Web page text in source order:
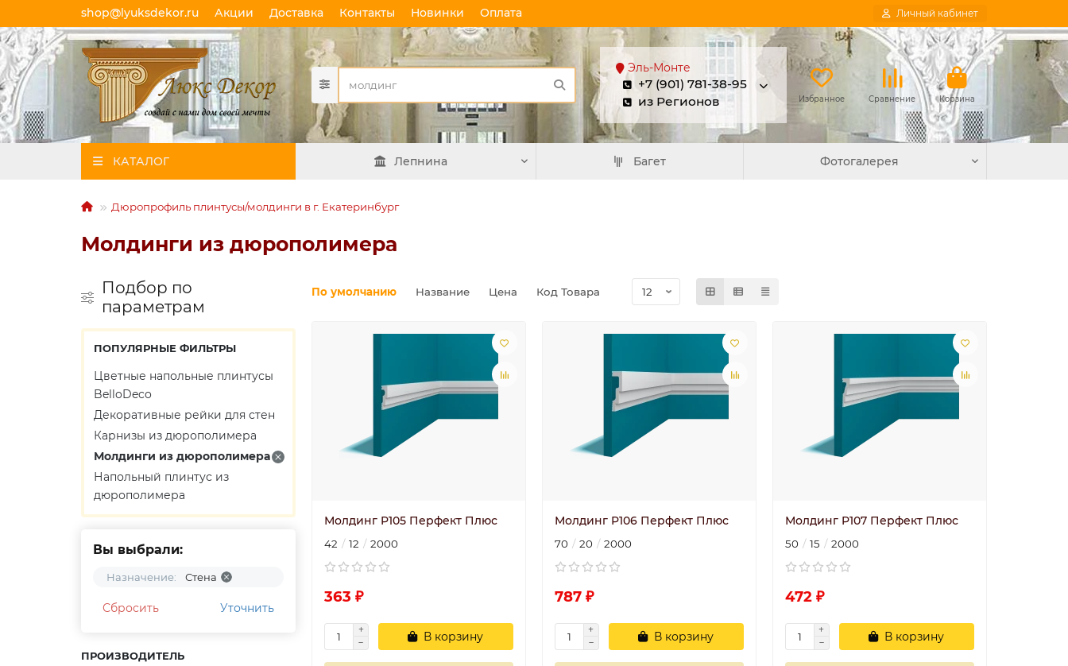
shop@lyuksdekor.ru Акции Доставка Контакты Новинки Оплата Личный кабинет
Эль-Монте
+7 (901) 781-38-95
из Регионов
Избранное Сравнение Корзина
КАТАЛОГ Лепнина Багет Фотогалерея
Дюропрофиль плинтусы/молдинги в г. Екатеринбург
Молдинги из дюрополимера
Подбор по
параметрам
ПОПУЛЯРНЫЕ ФИЛЬТРЫ
Цветные напольные плинтусы
BelloDeco
Декоративные рейки для стен
Карнизы из дюрополимера
Молдинги из дюрополимера
Напольный плинтус из
дюрополимера
Вы выбрали:
Назначение: Стена
Сбросить Уточнить
ПРОИЗВОДИТЕЛЬ
По умолчанию Название Цена Код Товара
Молдинг P105 Перфект Плюс
42 12 2000
363 ₽
В корзину
Молдинг P106 Перфект Плюс
70 20 2000
787 ₽
В корзину
Молдинг P107 Перфект Плюс
50 15 2000
472 ₽
В корзину